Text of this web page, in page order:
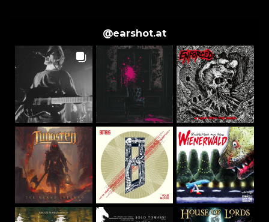
@earshot.at